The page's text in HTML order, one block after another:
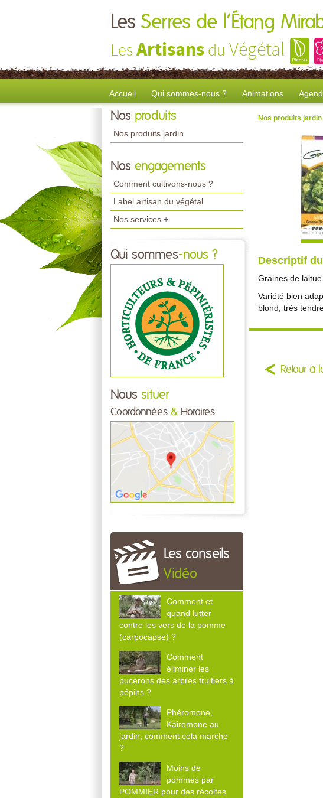
Les Serres de l’Étang
LesArtisans du Végétal
Accueil Qui sommes-nous ? Animations
Nos produits
Nos produits jardin
Nos engagements
Comment cultivons-nous ?
Label artisan du végétal
Nos services +
Qui sommes-nous ?
Nous situer
Coordonnées & Horaires
Les conseils
Vidéo
Comment et
quand lutter
contre les vers de la pomme
(carpocapse) ?
Comment
éliminer les
pucerons des arbres fruitiers à
pépins ?
Phéromone,
Kairomone au
jardin, comment cela marche
?
Moins de
pommes par
POMMIER pour des récoltes
Nos produits jardin
Descriptif
Graines de
Variété bien
blond, très
Retour à